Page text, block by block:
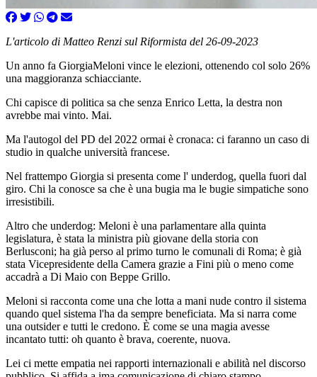
L'articolo di Matteo Renzi sul Riformista del 26-09-2023
Un anno fa GiorgiaMeloni vince le elezioni, ottenendo col solo 26%
una maggioranza schiacciante.
Chi capisce di politica sa che senza Enrico Letta, la destra non
avrebbe mai vinto. Mai.
Ma l'autogol del PD del 2022 ormai è cronaca: ci faranno un caso di
studio in qualche università francese.
Nel frattempo Giorgia si presenta come l' underdog, quella fuori dal
giro. Chi la conosce sa che è una bugia ma le bugie simpatiche sono
irresistibili.
Altro che underdog: Meloni è una parlamentare alla quinta
legislatura, è stata la ministra più giovane della storia con
Berlusconi; ha già perso al primo turno le comunali di Roma; è già
stata Vicepresidente della Camera grazie a Fini più o meno come
accadrà a Di Maio con Beppe Grillo.
Meloni si racconta come una che lotta a mani nude contro il sistema
quando quel sistema l'ha da sempre beneficiata. Ma si narra come
una outsider e tutti le credono. È come se una magia avesse
incantato tutti: oh quanto è brava, coerente, nuova.
Lei ci mette empatia nei rapporti internazionali e abilità nel discorso